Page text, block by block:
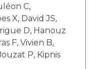
C,
X, David JS,
D, Hanouz
F, Vivien B,
P, Kipnis